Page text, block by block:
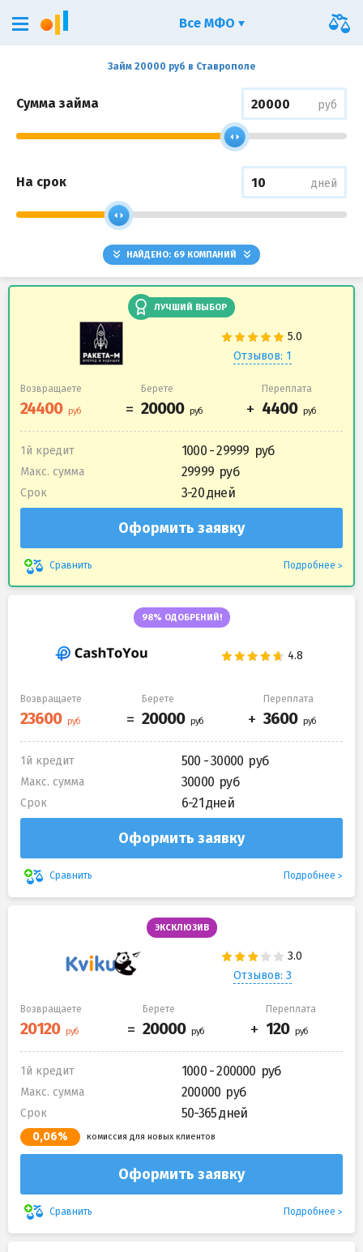
Займ 20000 руб в Ставрополе
Сумма займа руб
На срок дней
НАЙДЕНО: 69 КОМПАНИЙ
ЛУЧШИЙ ВЫБОР
Отзывов: 1
Возвращаете Берете Переплата
1й кредит 1000 - 29999
Макс. сумма 29999
Срок 3-20 дней
Оформить заявку
Сравнить Подробнее
98% ОДОБРЕНИЙ!
Возвращаете Берете Переплата
1й кредит 500 - 30000
Макс. сумма 30000
Срок 6-21 дней
Оформить заявку
Сравнить Подробнее
ЭКСКЛЮЗИВ
Отзывов: 3
Возвращаете Берете Переплата
1й кредит 1000 - 200000
Макс. сумма 200000
Срок 50-365 дней
0,06% комиссия для новых клиентов
Оформить заявку
Сравнить Подробнее
Все МФО